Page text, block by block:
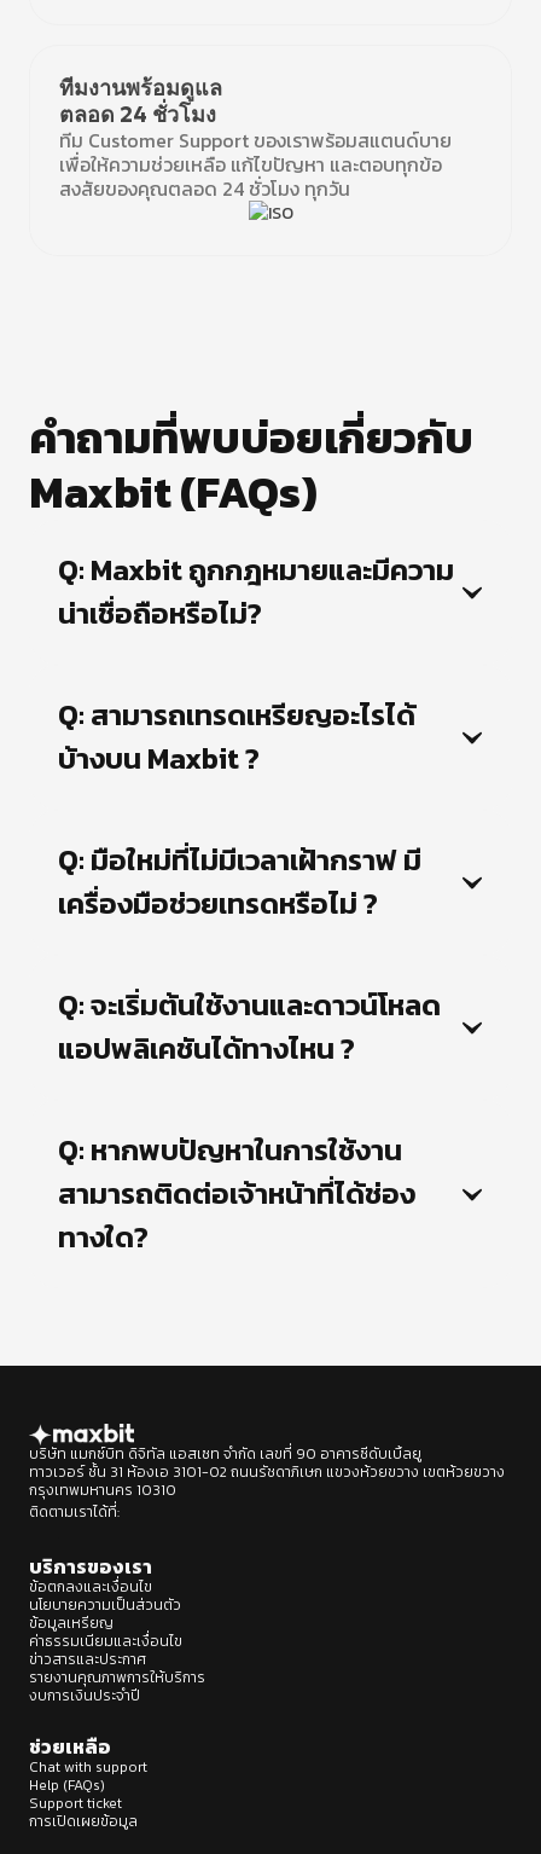
ทีมงานพร้อมดูแล
ตลอด 24 ชั่วโมง
ทีม Customer Support ของเราพร้อมสแตนด์บาย
เพื่อให้ความช่วยเหลือ แก้ไขปัญหา และตอบทุกข้อ
สงสัยของคุณตลอด 24 ชั่วโมง ทุกวัน
คำถามที่พบบ่อยเกี่ยวกับ
Maxbit (FAQs)
Q: Maxbit ถูกกฎหมายและมีความ
น่าเชื่อถือหรือไม่?
Q: สามารถเทรดเหรียญอะไรได้
บ้างบน Maxbit ?
Q: มือใหม่ที่ไม่มีเวลาเฝ้ากราฟ มี
เครื่องมือช่วยเทรดหรือไม่ ?
Q: จะเริ่มต้นใช้งานและดาวน์โหลด
แอปพลิเคชันได้ทางไหน ?
Q: หากพบปัญหาในการใช้งาน
สามารถติดต่อเจ้าหน้าที่ได้ช่อง
ทางใด?
บริษัท แมกซ์บิท ดิจิทัล แอสเซท จำกัด เลขที่ 90 อาคารซีดับเบิ้ลยู
ทาวเวอร์ ชั้น 31 ห้องเอ 3101-02 ถนนรัชดาภิเษก แขวงห้วยขวาง เขตห้วยขวาง
กรุงเทพมหานคร 10310
ติดตามเราได้ที่:
บริการของเรา
ข้อตกลงและเงื่อนไข
นโยบายความเป็นส่วนตัว
ข้อมูลเหรียญ
ค่าธรรมเนียมและเงื่อนไข
ข่าวสารและประกาศ
รายงานคุณภาพการให้บริการ
งบการเงินประจำปี
ช่วยเหลือ
Chat with support
Help (FAQs)
Support ticket
การเปิดเผยข้อมูล